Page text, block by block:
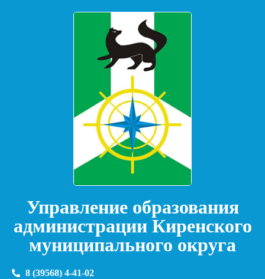
Управление образования
администрации Киренского
муниципального округа
8 (39568) 4-41-02